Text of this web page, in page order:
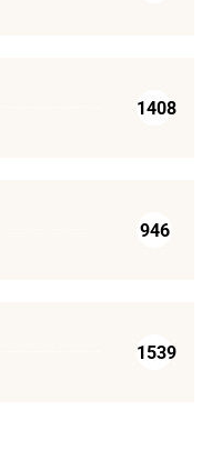
1408
946
1539